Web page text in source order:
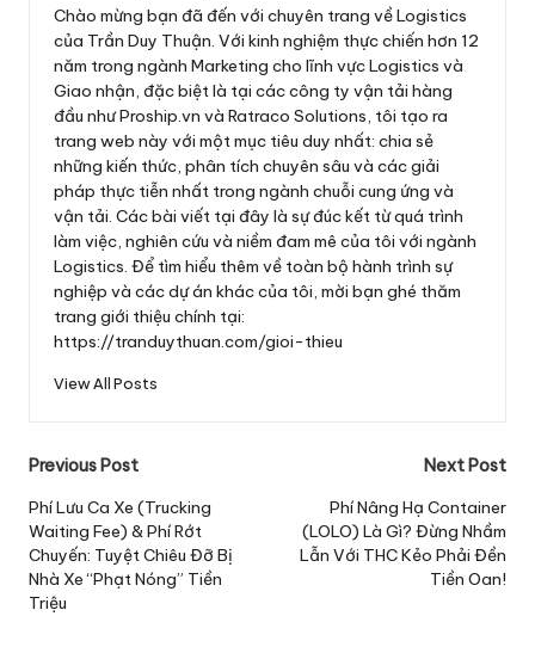
Chào mừng bạn đã đến với chuyên trang về Logistics
của Trần Duy Thuận. Với kinh nghiệm thực chiến hơn 12
năm trong ngành Marketing cho lĩnh vực Logistics và
Giao nhận, đặc biệt là tại các công ty vận tải hàng
đầu như Proship.vn và Ratraco Solutions, tôi tạo ra
trang web này với một mục tiêu duy nhất: chia sẻ
những kiến thức, phân tích chuyên sâu và các giải
pháp thực tiễn nhất trong ngành chuỗi cung ứng và
vận tải. Các bài viết tại đây là sự đúc kết từ quá trình
làm việc, nghiên cứu và niềm đam mê của tôi với ngành
Logistics. Để tìm hiểu thêm về toàn bộ hành trình sự
nghiệp và các dự án khác của tôi, mời bạn ghé thăm
trang giới thiệu chính tại:
https://tranduythuan.com/gioi-thieu
View All Posts
Post
navigation
Previous Post
Phí Lưu Ca Xe (Trucking
Waiting Fee) & Phí Rớt
Chuyến: Tuyệt Chiêu Đỡ Bị
Nhà Xe “Phạt Nóng” Tiền
Triệu
Next Post
Phí Nâng Hạ Container
(LOLO) Là Gì? Đừng Nhầm
Lẫn Với THC Kẻo Phải Đền
Tiền Oan!